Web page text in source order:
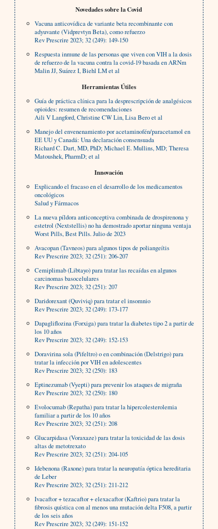
Novedades sobre la Covid
Vacuna anticovídica de variante beta recombinante con
adyuvante (Vidprevtyn Beta), como refuerzo
Rev Prescrire 2023; 32 (249): 149-150
Respuesta inmune de las personas que viven con VIH a la dosis
de refuerzo de la vacuna contra la covid-19 basada en ARNm
Malin JJ, Suárez I, Biehl LM et al
Herramientas Útiles
Guía de práctica clínica para la desprescripción de analgésicos
opioides: resumen de recomendaciones
Aili V Langford, Christine CW Lin, Lisa Bero et al
Manejo del envenenamiento por acetaminofén/paracetamol en
EE UU y Canadá: Una declaración consensuada
Richard C. Dart, MD, PhD; Michael E. Mullins, MD; Theresa
Matoushek, PharmD; et al
Innovación
Explicando el fracaso en el desarrollo de los medicamentos
oncológicos
Salud y Fármacos
La nueva píldora anticonceptiva combinada de drospirenona y
estetrol (Nextstellis) no ha demostrado aportar ninguna ventaja
Worst Pills, Best Pills. Julio de 2023
Avacopan (Tavneos) para algunos tipos de poliangeítis
Rev Prescrire 2023; 32 (251): 206-207
Cemiplimab (Libtayo) para tratar las recaídas en algunos
carcinomas basocelulares
Rev Prescrire 2023; 32 (251): 207
Daridorexant (Quviviq) para tratar el insomnio
Rev Prescrire 2023; 32 (249): 173-177
Dapagliflozina (Forxiga) para tratar la diabetes tipo 2 a partir de
los 10 años
Rev Prescrire 2023; 32 (249): 152-153
Doravirina sola (Pifeltro) o en combinación (Delstrigo) para
tratar la infección por VIH en adolescentes
Rev Prescrire 2023; 32 (250): 183
Eptinezumab (Vyepti) para prevenir los ataques de migraña
Rev Prescrire 2023; 32 (250): 180
Evolocumab (Repatha) para tratar la hipercolesterolemia
familiar a partir de los 10 años
Rev Prescrire 2023; 32 (251): 208
Glucarpidasa (Voraxaze) para tratar la toxicidad de las dosis
altas de metotrexato
Rev Prescrire 2023; 32 (251): 204-105
Idebenona (Raxone) para tratar la neuropatía óptica hereditaria
de Leber
Rev Prescrire 2023; 32 (251): 211-212
Ivacaftor + tezacaftor + elexacaftor (Kaftrio) para tratar la
fibrosis quística con al menos una mutación delta F508, a partir
de los seis años
Rev Prescrire 2023; 32 (249): 151-152